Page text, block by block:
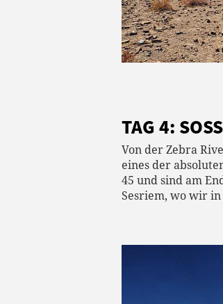
TAG 4:
Von der Zebra
eines der
45 und sind am
Sesriem, wo wir